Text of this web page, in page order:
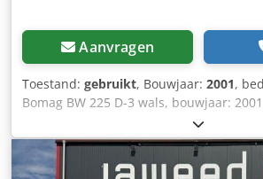
Aanvragen
Toestand: gebruikt, Bouwjaar: 2001,
Bomag BW 225 D-3 wals, bouwjaar:
slechts 3.824u, motor: Deutz [145kW/
gewicht: 24.700kg, printer, banden:
conditie overeenkomstig de leeftijd,